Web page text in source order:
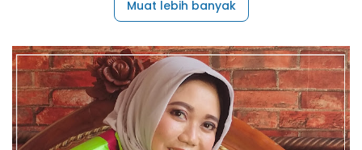
Muat lebih banyak